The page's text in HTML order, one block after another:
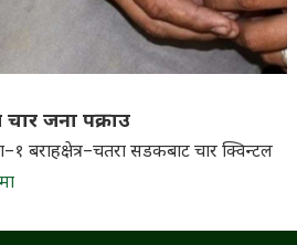
जना पक्राउ
बराहक्षेत्र–चतरा सडकबाट चार क्विन्टल